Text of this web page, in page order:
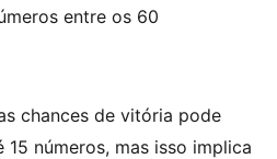
entre os 60
chances de vitória pode
números, mas isso implica